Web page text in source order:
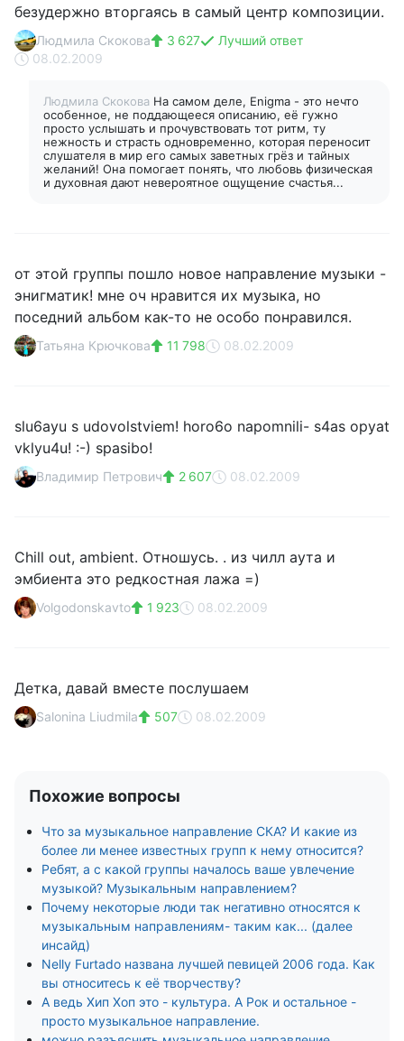
безудержно вторгаясь в самый центр композиции.
Людмила Скокова 3 627
Лучший ответ
08.02.2009
Людмила Скокова На самом деле, Enigma - это нечто
особенное, не поддающееся описанию, её гужно
просто услышать и прочувствовать тот ритм, ту
нежность и страсть одновременно, которая переносит
слушателя в мир его самых заветных грёз и тайных
желаний! Она помогает понять, что любовь физическая
и духовная дают невероятное ощущение счастья...
от этой группы пошло новое направление музыки -
энигматик! мне оч нравится их музыка, но
поседний альбом как-то не особо понравился.
Татьяна Крючкова 11 798 08.02.2009
slu6ayu s udovolstviem! horo6o napomnili- s4as opyat
vklyu4u! :-) spasibo!
Владимир Петрович 2 607 08.02.2009
Chill out, ambient. Отношусь. . из чилл аута и
эмбиента это редкостная лажа =)
Volgodonskavto 1 923 08.02.2009
Детка, давай вместе послушаем
Salonina Liudmila 507 08.02.2009
Похожие вопросы
Что за музыкальное направление СКА? И какие из
более ли менее известных групп к нему относится?
Ребят, а с какой группы началось ваше увлечение
музыкой? Музыкальным направлением?
Почему некоторые люди так негативно относятся к
музыкальным направлениям- таким как... (далее
инсайд)
Nelly Furtado названа лучшей певицей 2006 года. Как
вы относитесь к её творчеству?
А ведь Хип Хоп это - культура. А Рок и остальное -
просто музыкальное направление.